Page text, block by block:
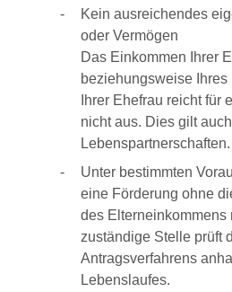
Kein ausreichendes
oder Vermögen
Das Einkommen Ihrer
beziehungsweise
Ihrer Ehefrau reicht für
nicht aus. Dies gilt
Lebenspartnerschaften.
Unter bestimmten
eine Förderung ohne
des Elterneinkommens
zuständige Stelle prüft
Antragsverfahrens
Lebenslaufes.